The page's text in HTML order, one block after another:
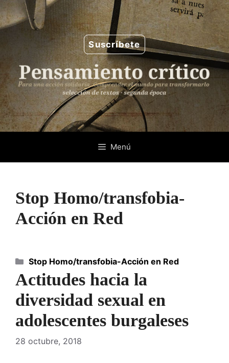
Saltar
al
contenido
Suscríbete
Menú
Stop Homo/transfobia-
Acción en Red
Actitudes hacia la
diversidad sexual en
adolescentes burgaleses
28 octubre, 2018
Categorías
Stop Homo/transfobia-Acción en Red